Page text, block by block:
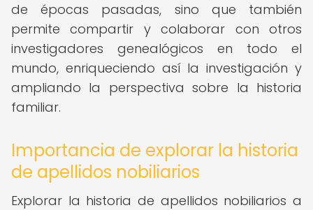
de épocas pasadas, sino que también
permite compartir y colaborar con otros
investigadores genealógicos en todo el
mundo, enriqueciendo así la investigación y
ampliando la perspectiva sobre la historia
familiar.
Importancia de explorar la historia
de apellidos nobiliarios
Explorar la historia de apellidos nobiliarios a